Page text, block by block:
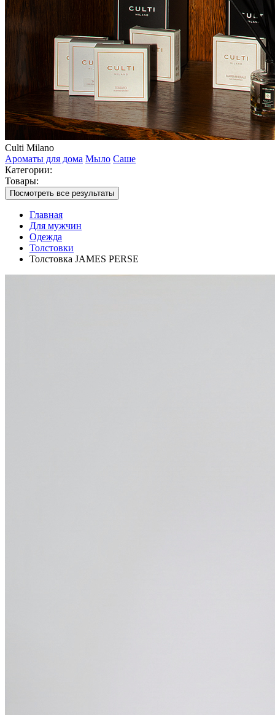
Culti Milano
Ароматы для дома Мыло Саше
Категории:
Товары:
Посмотреть все результаты
Главная
Для мужчин
Одежда
Толстовки
Толстовка JAMES PERSE